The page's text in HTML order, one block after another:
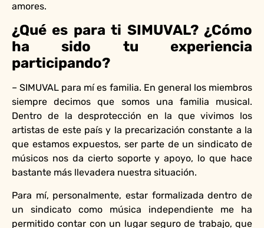
amores.
¿Qué es para ti SIMUVAL? ¿Cómo
ha sido tu experiencia
participando?
– SIMUVAL para mí es familia. En general los miembros
siempre decimos que somos una familia musical.
Dentro de la desprotección en la que vivimos los
artistas de este país y la precarización constante a la
que estamos expuestos, ser parte de un sindicato de
músicos nos da cierto soporte y apoyo, lo que hace
bastante más llevadera nuestra situación.
Para mí, personalmente, estar formalizada dentro de
un sindicato como música independiente me ha
permitido contar con un lugar seguro de trabajo, que